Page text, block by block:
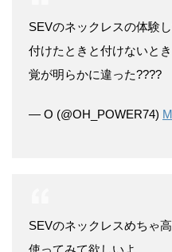
SEVのネックレスの体験
付けたときと付けないと
覚が明らかに違った????
— O (@OH_POWER74)
SEVのネックレスめちゃ